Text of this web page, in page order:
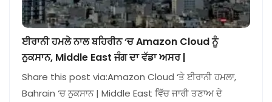
ਈਰਾਨੀ ਹਮਲੇ ਨਾਲ ਬਹਿਰੀਨ ‘ਚ Amazon Cloud ਨੂੰ
ਨੁਕਸਾਨ, Middle East ਜੰਗ ਦਾ ਵੱਡਾ ਅਸਰ |
Share this post via:Amazon Cloud ‘ਤੇ ਈਰਾਨੀ ਹਮਲਾ,
Bahrain ‘ਚ ਨੁਕਸਾਨ | Middle East ਵਿੱਚ ਜਾਰੀ ਤਣਾਅ ਦੇ